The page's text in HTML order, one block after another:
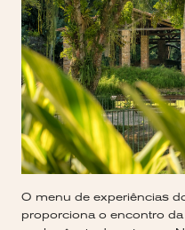
O menu de experiências
proporciona o encontro